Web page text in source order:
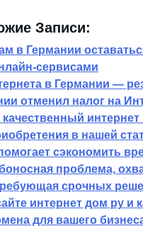
Записи:
в Германии
сервисами
в Германии —
отменил налог на
в нашей
сэкономить
проблема,
срочных
интернет дом ру и
для вашего